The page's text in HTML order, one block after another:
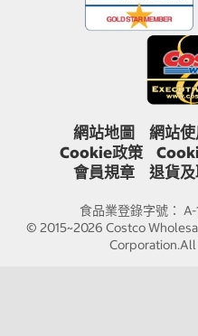
網站地圖 網站
Cookie政策
會員規章
退貨
食品業登錄字號：
© 2015~2026 Costco